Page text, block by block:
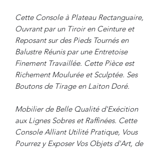
Cette Console à Plateau Rectanguaire,
Ouvrant par un Tiroir en Ceinture et
Reposant sur des Pieds Tournés en
Balustre Réunis par une Entretoise
Finement Travaillée. Cette Pièce est
Richement Moulurée et Sculptée. Ses
Boutons de Tirage en Laiton Doré.
Mobilier de Belle Qualité d'Exécition
aux Lignes Sobres et Raffinées. Cette
Console Alliant Utilité Pratique, Vous
Pourrez y Exposer Vos Objets d'Art, de